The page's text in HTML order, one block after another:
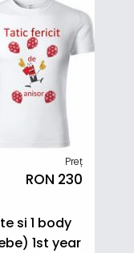
Preț
RON 230
si 1 body
1st year